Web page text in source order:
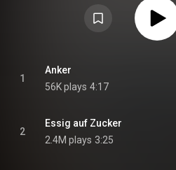
1
Anker
56K plays 4:17
2
Essig auf Zucker
2.4M plays 3:25